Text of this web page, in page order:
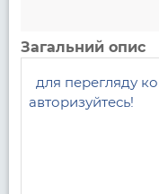
Загальний опис
для перегляду
авторизуйтесь!